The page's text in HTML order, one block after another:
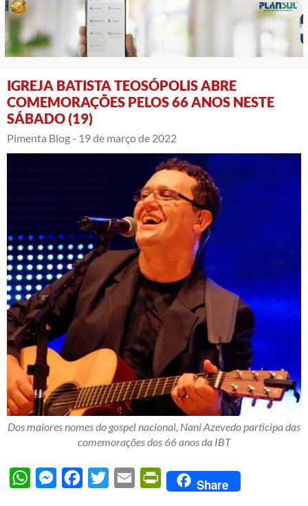
IGREJA BATISTA TEOSÓPOLIS ABRE
COMEMORAÇÕES PELOS 66 ANOS NESTE
SÁBADO (19)
Pimenta Blog - 19 de março de 2022
Dos maiores nomes do gospel nacional, Nani Azevedo participa das
comemorações dos 66 anos da IBT
WhatsAppMessengerFacebook
Twitter Email PrintFriendly
Share